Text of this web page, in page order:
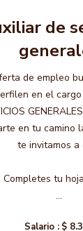
de
de empleo
en el cargo
en tu camino
te invitamos a
Completes tu
...
Salario : $